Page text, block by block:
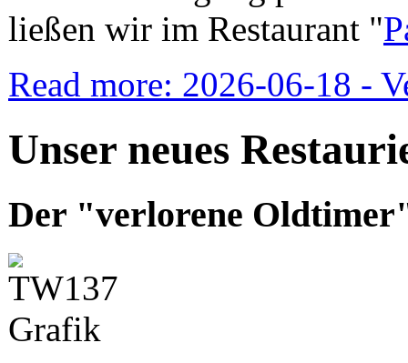
ließen wir im Restaurant "
Read more: 2026-06-18 -
Unser neues
Der "verlorene